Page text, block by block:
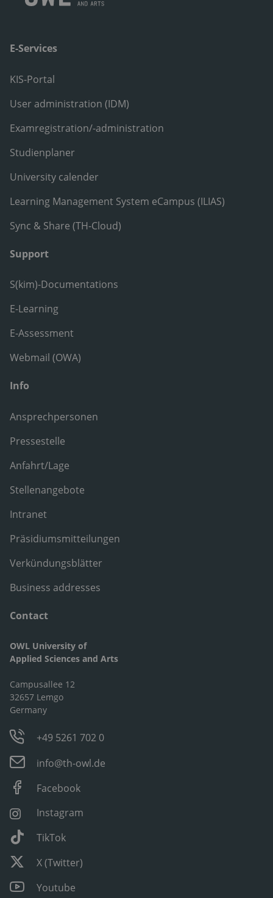
E-Services
KIS-Portal
User administration (IDM)
Examregistration/-administration
Studienplaner
University calender
Learning Management System eCampus (ILIAS)
Sync & Share (TH-Cloud)
Support
S(kim)-Documentations
E-Learning
E-Assessment
Webmail (OWA)
Info
Ansprechpersonen
Pressestelle
Anfahrt/Lage
Stellenangebote
Intranet
Präsidiumsmitteilungen
Verkündungsblätter
Business addresses
Contact
OWL University of
Applied Sciences and Arts
Campusallee 12
32657 Lemgo
Germany
+49 5261 702 0
info@th-owl.de
Facebook
Instagram
TikTok
X (Twitter)
Youtube